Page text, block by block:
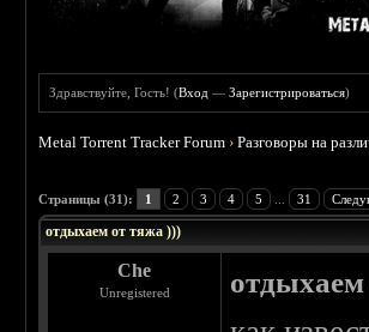
Здравствуйте, Гость! (Вход —Зарегистрироваться)
Metal Torrent Tracker Forum ›Разговоры на
Страницы (31): 1 2 3 4 5 31
отдыхаем от тяжа )))
Che
Unregistered